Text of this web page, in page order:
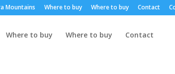
Mountains Where to buy Where to buy Contact
Where to buy Where to buy Contact